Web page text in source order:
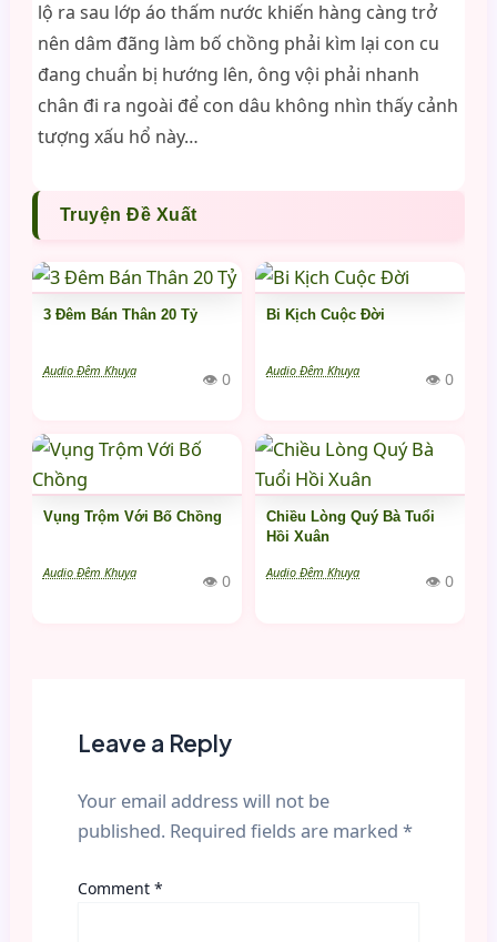
lộ ra sau lớp áo thấm nước khiến hàng càng trở
nên dâm đãng làm bố chồng phải kìm lại con cu
đang chuẩn bị hướng lên, ông vội phải nhanh
chân đi ra ngoài để con dâu không nhìn thấy cảnh
tượng xấu hổ này…
Truyện Đề Xuất
3 Đêm Bán Thân 20 Tỷ
Audio Đêm Khuya 👁 0
Bi Kịch Cuộc Đời
Audio Đêm Khuya 👁 0
Vụng Trộm Với Bố Chồng
Audio Đêm Khuya 👁 0
Chiều Lòng Quý Bà Tuổi
Hồi Xuân
Audio Đêm Khuya 👁 0
Leave a Reply
Your email address will not be
published. Required fields are marked *
Comment *